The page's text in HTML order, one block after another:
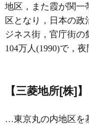
地区，また霞が関一
区となり，日本の
ジネス街，官庁街の
104万人(1990)で，
【三菱地所[株]
…東京丸の内地区を